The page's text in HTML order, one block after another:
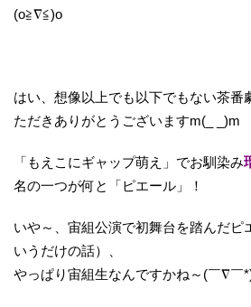
(o≧∇≦)o
はい、想像以上でも以下でもない茶番
ただきありがとうございますm(_ _)m
「もえこにギャップ萌え」でお馴染み
名の一つが何と「ピエール」！
いや～、宙組公演で初舞台を踏んだピ
いうだけの話）、
やっぱり宙組生なんですかね～(￣∇￣*)